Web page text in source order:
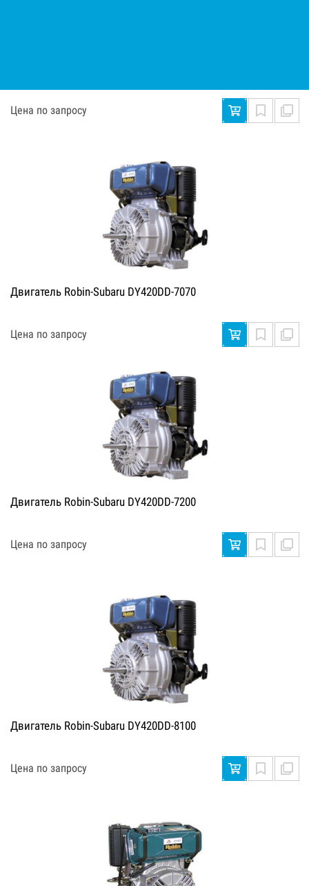
Цена по запросу
Двигатель Robin-Subaru DY420DD-7070
Цена по запросу
Двигатель Robin-Subaru DY420DD-7200
Цена по запросу
Двигатель Robin-Subaru DY420DD-8100
Цена по запросу